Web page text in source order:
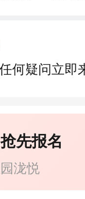
何疑问立即
泷悦
先报名